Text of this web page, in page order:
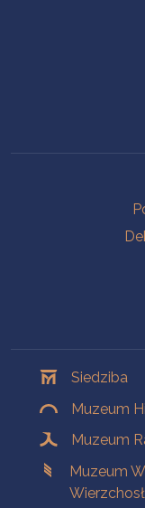
Siedziba
Muzeum
Muzeum
Muzeum